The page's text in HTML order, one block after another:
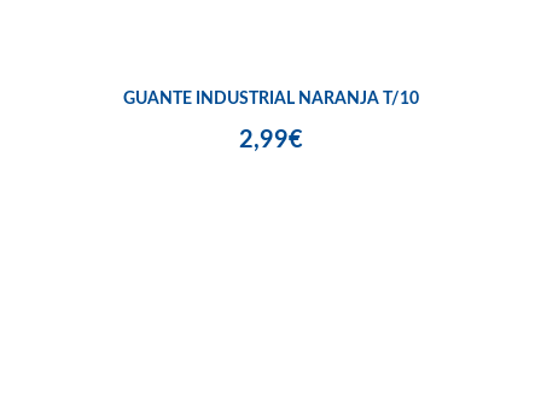
GUANTE INDUSTRIAL NARANJA T/10
2,99€